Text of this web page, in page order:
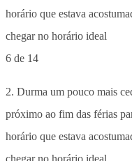
6 de 14
2. Durma um pouco mais
próximo ao fim das férias
horário que estava
chegar no horário ideal